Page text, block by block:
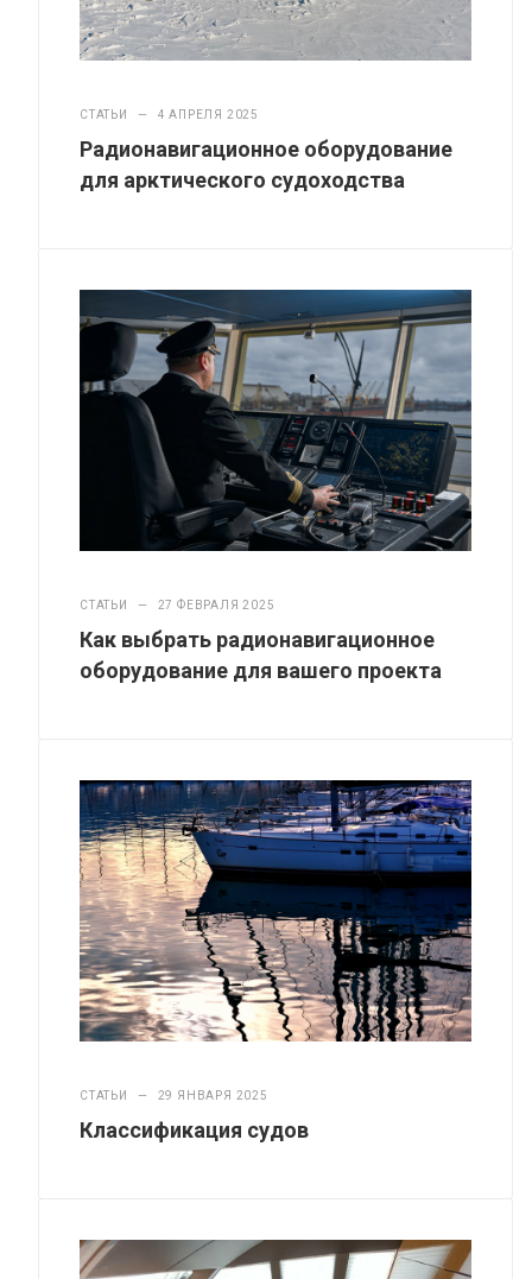
СТАТЬИ — 4 АПРЕЛЯ 2025
Радионавигационное оборудование
для арктического судоходства
СТАТЬИ — 27 ФЕВРАЛЯ 2025
Как выбрать радионавигационное
оборудование для вашего проекта
СТАТЬИ — 29 ЯНВАРЯ 2025
Классификация судов